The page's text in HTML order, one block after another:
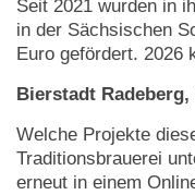
Seit 2021 wurden in
in der Sächsischen
Euro gefördert. 2026
Bierstadt Radeberg,
Welche Projekte
Traditionsbrauerei
erneut in einem